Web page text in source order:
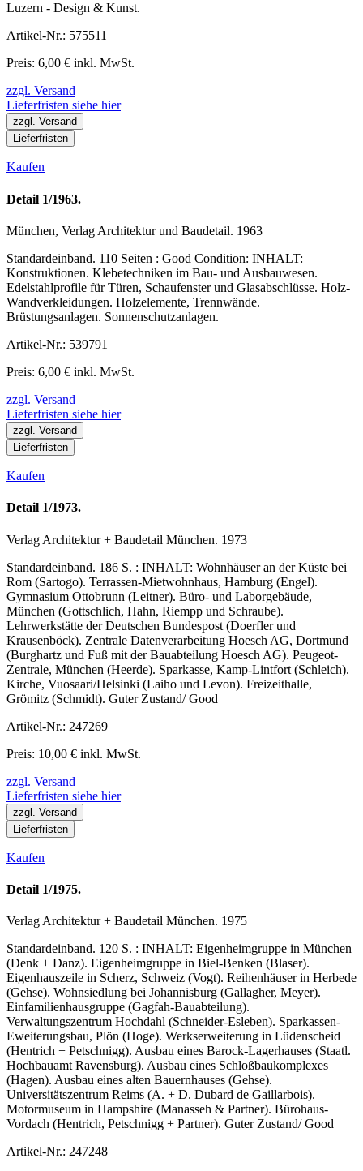
Luzern - Design & Kunst.
Artikel-Nr.: 575511
Preis: 6,00 € inkl. MwSt.
zzgl. Versand
Lieferfristen siehe hier
zzgl. Versand
Lieferfristen
Kaufen
Detail 1/1963.
München, Verlag Architektur und Baudetail. 1963
Standardeinband. 110 Seiten : Good Condition: INHALT:
Konstruktionen. Klebetechniken im Bau- und Ausbauwesen.
Edelstahlprofile für Türen, Schaufenster und Glasabschlüsse. Holz-
Wandverkleidungen. Holzelemente, Trennwände.
Brüstungsanlagen. Sonnenschutzanlagen.
Artikel-Nr.: 539791
Preis: 6,00 € inkl. MwSt.
zzgl. Versand
Lieferfristen siehe hier
zzgl. Versand
Lieferfristen
Kaufen
Detail 1/1973.
Verlag Architektur + Baudetail München. 1973
Standardeinband. 186 S. : INHALT: Wohnhäuser an der Küste bei
Rom (Sartogo). Terrassen-Mietwohnhaus, Hamburg (Engel).
Gymnasium Ottobrunn (Leitner). Büro- und Laborgebäude,
München (Gottschlich, Hahn, Riempp und Schraube).
Lehrwerkstätte der Deutschen Bundespost (Doerfler und
Krausenböck). Zentrale Datenverarbeitung Hoesch AG, Dortmund
(Burghartz und Fuß mit der Bauabteilung Hoesch AG). Peugeot-
Zentrale, München (Heerde). Sparkasse, Kamp-Lintfort (Schleich).
Kirche, Vuosaari/Helsinki (Laiho und Levon). Freizeithalle,
Grömitz (Schmidt). Guter Zustand/ Good
Artikel-Nr.: 247269
Preis: 10,00 € inkl. MwSt.
zzgl. Versand
Lieferfristen siehe hier
zzgl. Versand
Lieferfristen
Kaufen
Detail 1/1975.
Verlag Architektur + Baudetail München. 1975
Standardeinband. 120 S. : INHALT: Eigenheimgruppe in München
(Denk + Danz). Eigenheimgruppe in Biel-Benken (Blaser).
Eigenhauszeile in Scherz, Schweiz (Vogt). Reihenhäuser in Herbede
(Gehse). Wohnsiedlung bei Johannisburg (Gallagher, Meyer).
Einfamilienhausgruppe (Gagfah-Bauabteilung).
Verwaltungszentrum Hochdahl (Schneider-Esleben). Sparkassen-
Eweiterungsbau, Plön (Hoge). Werkserweiterung in Lüdenscheid
(Hentrich + Petschnigg). Ausbau eines Barock-Lagerhauses (Staatl.
Hochbauamt Ravensburg). Ausbau eines Schloßbaukomplexes
(Hagen). Ausbau eines alten Bauernhauses (Gehse).
Universitätszentrum Reims (A. + D. Dubard de Gaillarbois).
Motormuseum in Hampshire (Manasseh & Partner). Bürohaus-
Vordach (Hentrich, Petschnigg + Partner). Guter Zustand/ Good
Artikel-Nr.: 247248